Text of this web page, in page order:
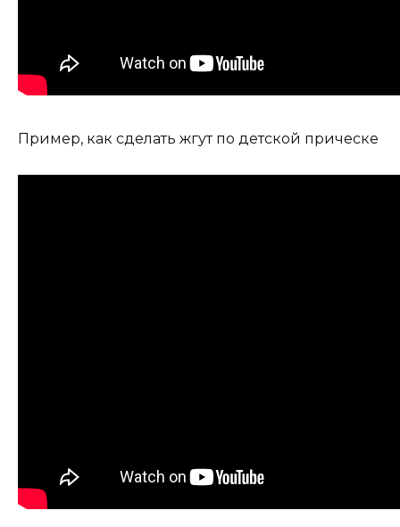
Пример, как сделать жгут по детской прическе